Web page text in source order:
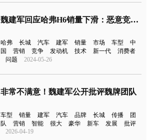
魏建军回应哈弗H6销量下滑：恶意竞争带来混乱
哈弗 长城 汽车 建军 销量 市场 车型
中
国
营销 竞争 发动机 技术 新一代
消费者
问题
2024-05-26
非常不满意！魏建军公开批评魏牌团队
车型 销量 建军 汽车 品牌 长城 传播
团
队
营销 智能 很大 豪华 新车 发展
批评
2026-04-19